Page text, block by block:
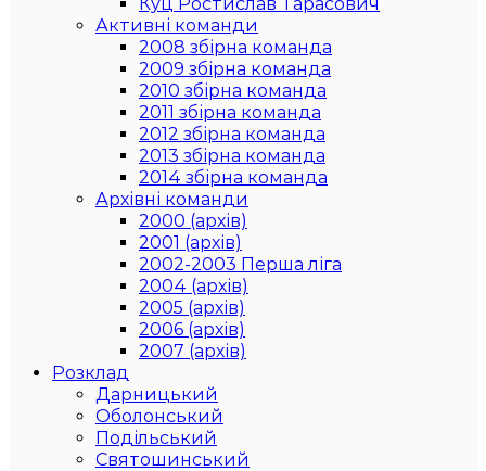
Активні команди
2008 збірна команда
2009 збірна команда
2010 збірна команда
2011 збірна команда
2012 збірна команда
2013 збірна команда
2014 збірна команда
Архівні команди
2000 (архів)
2001 (архів)
2002-2003 Перша ліга
2004 (архів)
2005 (архів)
2006 (архів)
2007 (архів)
Розклад
Дарницький
Оболонський
Подільський
Святошинський